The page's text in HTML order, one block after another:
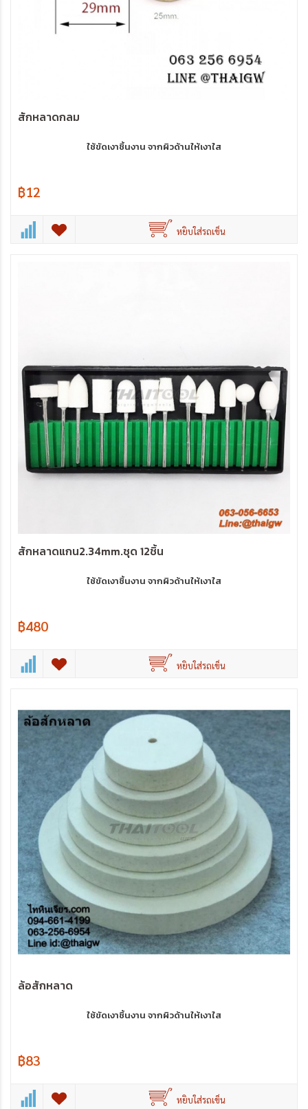
สักหลาดกลม
ใช้ขัดเงาชิ้นงาน จากผิวด้านให้เงาใส
฿12
หยิบใส่รถเข็น
สักหลาดแกน2.34mm.ชุด 12ชิ้น
ใช้ขัดเงาชิ้นงาน จากผิวด้านให้เงาใส
฿480
หยิบใส่รถเข็น
ล้อสักหลาด
ใช้ขัดเงาชิ้นงาน จากผิวด้านให้เงาใส
฿83
หยิบใส่รถเข็น